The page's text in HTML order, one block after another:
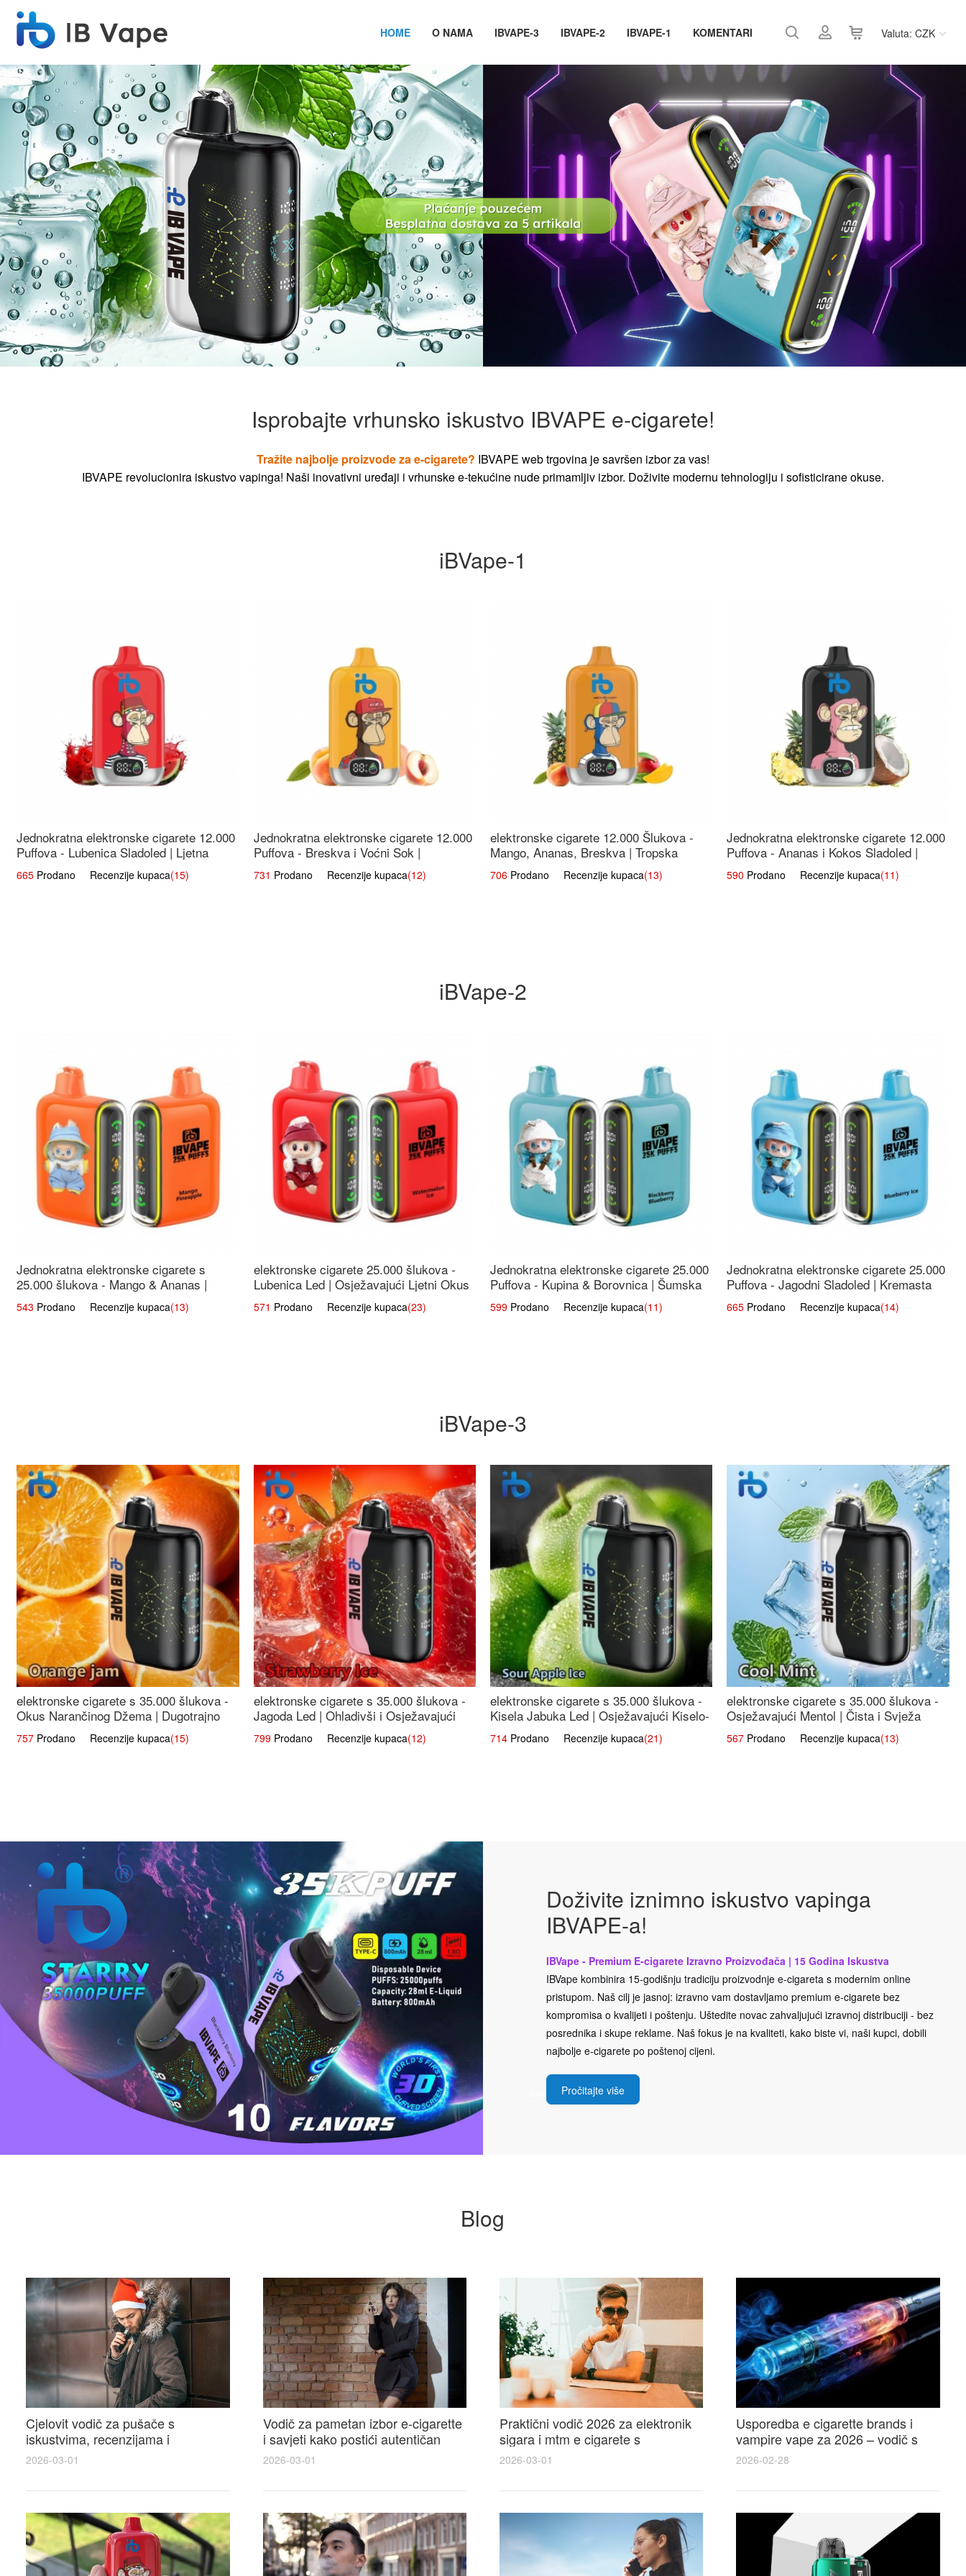
Valuta: CZK
HOME O NAMA IBVAPE-3 IBVAPE-2 IBVAPE-1 KOMENTARI
Isprobajte vrhunsko iskustvo IBVAPE e-cigarete!
Tražite najbolje proizvode za e-cigarete? IBVAPE web trgovina je savršen izbor za vas!
IBVAPE revolucionira iskustvo vapinga! Naši inovativni uređaji i vrhunske e-tekućine nude primamljiv izbor. Doživite modernu tehnologiju i sofisticirane okuse.
iBVape-1
Jednokratna elektronske cigarete 12.000
Puffova - Lubenica Sladoled | Ljetna
Desertna Aroma
665 Prodano Recenzije kupaca(15)
Jednokratna elektronske cigarete 12.000
Puffova - Breskva i Voćni Sok |
Osježavajuća Voćna Mješavina
731 Prodano Recenzije kupaca(12)
elektronske cigarete 12.000 Šlukova -
Mango, Ananas, Breskva | Tropska
Voćna Mješavina
706Prodano Recenzije kupaca(13)
Jednokratna elektronske cigarete 12.000
Puffova - Ananas i Kokos Sladoled |
Tropski Desert
590 Prodano Recenzije kupaca(11)
iBVape-2
Jednokratna elektronske cigarete s
25.000 šlukova - Mango & Ananas |
Egzotična Voćna Mješavina
543 Prodano Recenzije kupaca(13)
elektronske cigarete 25.000 šlukova -
Lubenica Led | Osježavajući Ljetni Okus
571 Prodano Recenzije kupaca(23)
Jednokratna elektronske cigarete 25.000
Puffova - Kupina & Borovnica | Šumska
Voćna Mješavina
599Prodano Recenzije kupaca(11)
Jednokratna elektronske cigarete 25.000
Puffova - Jagodni Sladoled | Kremasta
Slatka Okus
665 Prodano Recenzije kupaca(14)
iBVape-3
elektronske cigarete s 35.000 šlukova -
Okus Narančinog Džema | Dugotrajno
Iskustvo
757 Prodano Recenzije kupaca(15)
elektronske cigarete s 35.000 šlukova -
Jagoda Led | Ohladivši i Osježavajući
Okus
799Prodano Recenzije kupaca(12)
elektronske cigarete s 35.000 šlukova -
Kisela Jabuka Led | Osježavajući Kiselo-
Slatki Okus
714Prodano Recenzije kupaca(21)
elektronske cigarete s 35.000 šlukova -
Osježavajući Mentol | Čista i Svježa
Okus
567 Prodano Recenzije kupaca(13)
Doživite iznimno iskustvo vapinga
IBVAPE-a!
IBVape - Premium E-cigarete Izravno Proizvođača | 15 Godina Iskustva
IBVape kombinira 15-godišnju tradiciju proizvodnje e-cigareta s modernim online
pristupom. Naš cilj je jasnoj: izravno vam dostavljamo premium e-cigarete bez
kompromisa o kvalijeti i poštenju. Uštedite novac zahvaljujući izravnoj distribuciji - bez
posrednika i skupe reklame. Naš fokus je na kvaliteti, kako biste vi, naši kupci, dobili
najbolje e-cigarete po poštenoj cijeni.
Pročitajte više
Blog
Cjelovit vodič za pušače s
iskustvima, recenzijama i
raspravama o e-cigarette na e
cigareta forum
2026-03-01
Vodič za pametan izbor e-cigarette
i savjeti kako postići autentičan
elektronske cigarete feel
2026-03-01
Praktični vodič 2026 za elektronik
sigara i mtm e cigarete s
usporedbom, recenzijama i
savjetima
2026-03-01
Usporedba e cigarette brands i
vampire vape za 2026 – vodič s
recenzijama, okusima i najboljim
ponudama
2026-02-28